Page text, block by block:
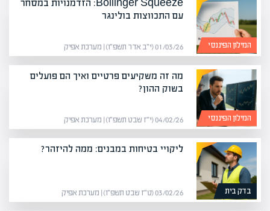
המילון הפיננסי
Bollinger Squeeze: הזדמנויות במסחר
עם התכווצות בולינגר
01/03/26 (י״ב אדר תשפ״ו) | מערכת אפיק
המילון הפיננסי
מה זה משקיעים פרטיים ואיך הם פועלים
בשוק ההון?
04/02/26 (י״ז שבט תשפ״ו) | מערכת אפיק
בדק בית
ליקויי בטיחות במבנים: ממה להיזהר?
03/02/26 (ט״ז שבט תשפ״ו) | מערכת אפיק